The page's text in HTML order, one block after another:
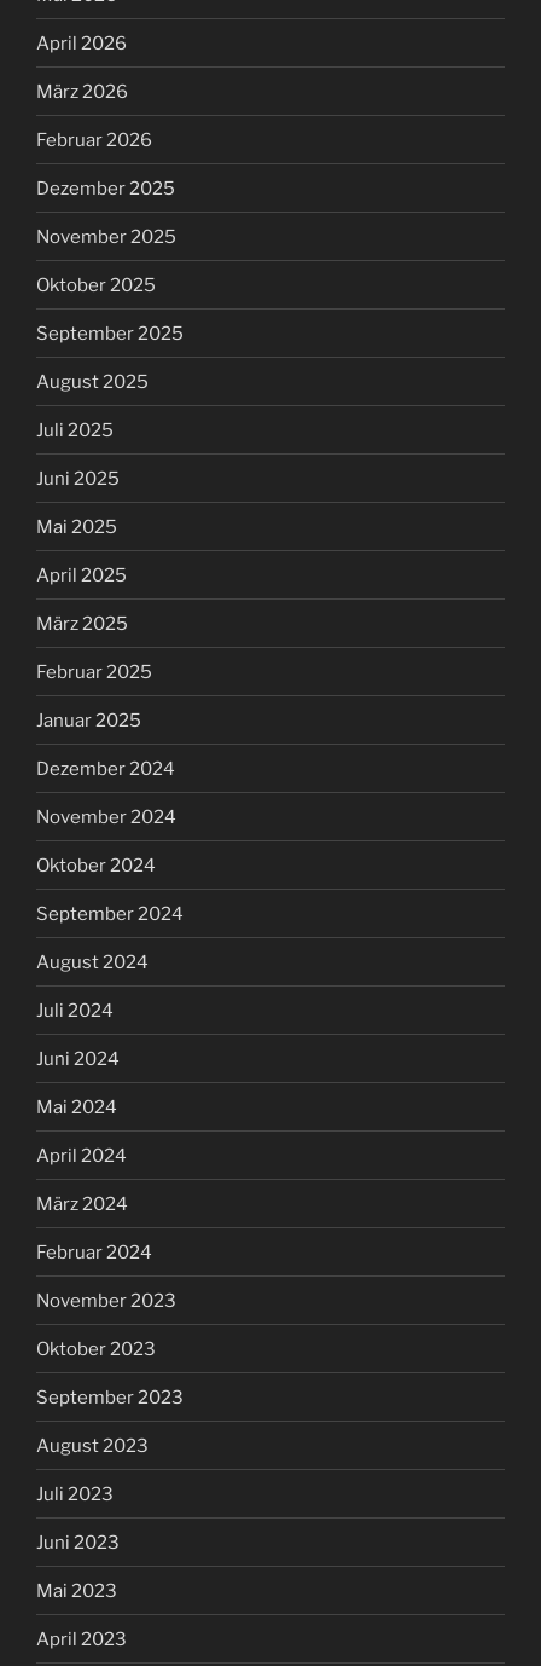
April 2026
März 2026
Februar 2026
Dezember 2025
November 2025
Oktober 2025
September 2025
August 2025
Juli 2025
Juni 2025
Mai 2025
April 2025
März 2025
Februar 2025
Januar 2025
Dezember 2024
November 2024
Oktober 2024
September 2024
August 2024
Juli 2024
Juni 2024
Mai 2024
April 2024
März 2024
Februar 2024
November 2023
Oktober 2023
September 2023
August 2023
Juli 2023
Juni 2023
Mai 2023
April 2023